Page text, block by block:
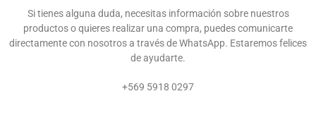
Si tienes alguna duda, necesitas información sobre nuestros
productos o quieres realizar una compra, puedes comunicarte
directamente con nosotros a través de WhatsApp. Estaremos felices
de ayudarte.
+569 5918 0297